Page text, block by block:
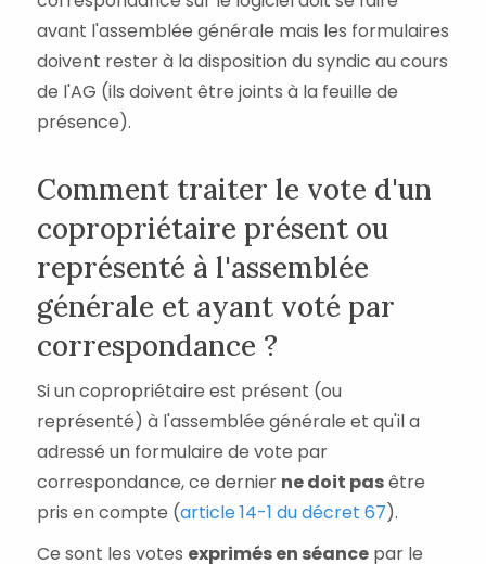
avant l'assemblée générale mais les formulaires
doivent rester à la disposition du syndic au cours
de l'AG (ils doivent être joints à la feuille de
présence).
Comment traiter le vote d'un
copropriétaire présent ou
représenté à l'assemblée
générale et ayant voté par
correspondance ?
Si un copropriétaire est présent (ou
représenté) à l'assemblée générale et qu'il a
adressé un formulaire de vote par
correspondance, ce dernier ne doit pasêtre
pris en compte (article 14-1 du décret 67).
Ce sont les votes exprimés en séancepar le